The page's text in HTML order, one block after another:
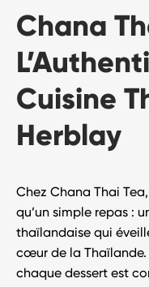
Chana
Cuisine
Herblay
Chez Chana Thai Tea
qu’un simple repas :
thaïlandaise qui
cœur de la Thaïlande.
chaque dessert est